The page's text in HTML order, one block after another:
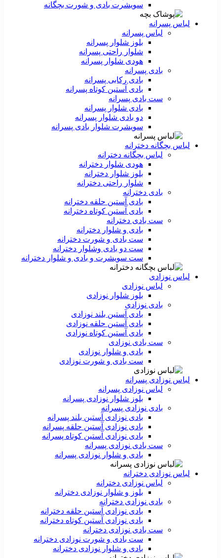
سویشرت بادی و شورت بچگانه
لباس پسرانه
لباس پسرانه
بلوز شلوار پسرانه
شلوار راحتی پسرانه
هودی شلوار پسرانه
بادی پسرانه
بادی رکابی پسرانه
بادی آستین کوتاه پسرانه
ست بادی پسرانه
بادی شلوار پسرانه
دو بادی شلوار پسرانه
سویشرت شلوار بادی پسرانه
لباس بچگانه دخترانه
لباس بچگانه دخترانه
هودی شلوار دخترانه
بلوز شلوار دخترانه
شلوار راحتی دخترانه
بادی دخترانه
بادی آستین حلقه دخترانه
بادی آستین کوتاه دخترانه
ست بادی دخترانه
بادی و شلوار دخترانه
ست بادی و شورت دخترانه
ست دو بادی وشلوار دخترانه
ست سویشرت و بادی و شلوار دخترانه
لباس نوزادی
لباس نوزادی
بلوز شلوار نوزادی
بادی نوزادی
بادی آستین بلند نوزادی
بادی آستین حلقه نوزادی
بادی آستین کوتاه نوزادی
ست بادی نوزادی
بادی و شلوار نوزادی
ست بادی و شورت نوزادی
لباس نوزادی پسرانه
لباس نوزادی پسرانه
بلوز شلوار نوزادی پسرانه
بادی نوزادی پسرانه
بادی نوزادی آستین بلند پسرانه
بادی نوزادی آستین حلقه پسرانه
بادی نوزادی آستین کوتاه پسرانه
ست بادی نوزادی پسرانه
بادی و شلوار نوزادی پسرانه
لباس نوزادی دخترانه
لباس نوزادی دخترانه
بلوز و شلوار نوزادی دخترانه
بادی نوزادی دخترانه
بادی نوزادی آستین حلقه دخترانه
بادی نوزادی آستین کوتاه دخترانه
ست بادی نوزادی دخترانه
ست بادی و شورت نوزادی دخترانه
بادی و شلوار نوزادی دخترانه